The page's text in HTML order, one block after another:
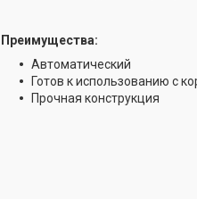
Преимущества:
Автоматический
Готов к использованию с
Прочная конструкция